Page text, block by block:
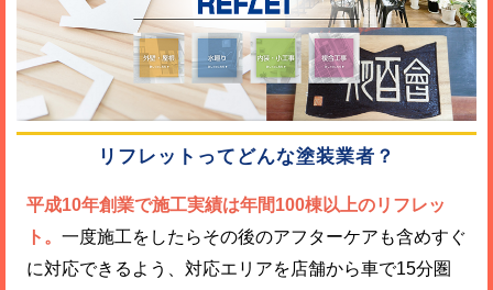
リフレットってどんな塗装業者？
平成10年創業で施工実績は年間100棟以上のリフレッ
ト。 一度施工をしたらその後のアフターケアも含めすぐ
に対応できるよう、対応エリアを店舗から車で15分圏